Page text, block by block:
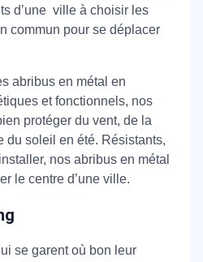
d’une ville à choisir les
commun pour se déplacer
abribus en métal en
et fonctionnels, nos
protéger du vent, de la
du soleil en été. Résistants,
nos abribus en métal
le centre d’une ville.
se garent où bon leur